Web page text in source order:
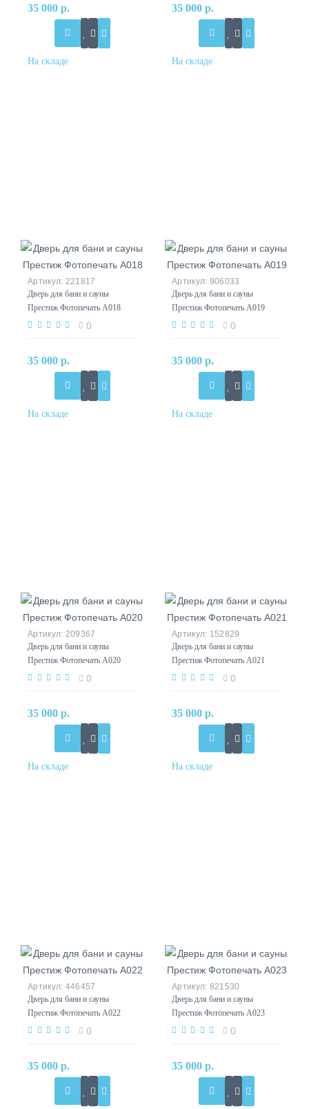
35 000 р. 35 000 р.
221817
Дверь для бани и сауны
Престиж Фотопечать А018
0
35 000 р.
906033
Дверь для бани и сауны
Престиж Фотопечать А019
0
35 000 р.
209367
Дверь для бани и сауны
Престиж Фотопечать А020
0
35 000 р.
152829
Дверь для бани и сауны
Престиж Фотопечать А021
0
35 000 р.
446457
Дверь для бани и сауны
Престиж Фотопечать А022
0
35 000 р.
821530
Дверь для бани и сауны
Престиж Фотопечать А023
0
35 000 р.